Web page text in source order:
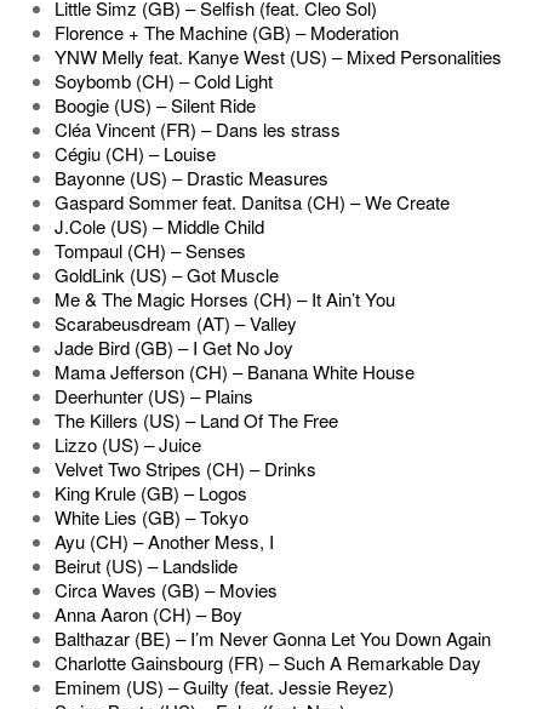
Little Simz (GB) – Selfish (feat. Cleo Sol)
Florence + The Machine (GB) – Moderation
YNW Melly feat. Kanye West (US) – Mixed Personalities
Soybomb (CH) – Cold Light
Boogie (US) – Silent Ride
Cléa Vincent (FR) – Dans les strass
Cégiu (CH) – Louise
Bayonne (US) – Drastic Measures
Gaspard Sommer feat. Danitsa (CH) – We Create
J.Cole (US) – Middle Child
Tompaul (CH) – Senses
GoldLink (US) – Got Muscle
Me & The Magic Horses (CH) – It Ain’t You
Scarabeusdream (AT) – Valley
Jade Bird (GB) – I Get No Joy
Mama Jefferson (CH) – Banana White House
Deerhunter (US) – Plains
The Killers (US) – Land Of The Free
Lizzo (US) – Juice
Velvet Two Stripes (CH) – Drinks
King Krule (GB) – Logos
White Lies (GB) – Tokyo
Ayu (CH) – Another Mess, I
Beirut (US) – Landslide
Circa Waves (GB) – Movies
Anna Aaron (CH) – Boy
Balthazar (BE) – I’m Never Gonna Let You Down Again
Charlotte Gainsbourg (FR) – Such A Remarkable Day
Eminem (US) – Guilty (feat. Jessie Reyez)